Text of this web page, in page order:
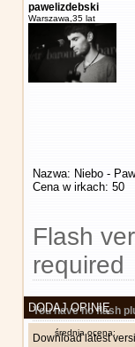
pawelizdebski
Warszawa, 35 lat
Nazwa: Niebo -
Cena w irkach: 50
Flash
required
You have no flash
Download latest
DODAJ OPINIĘ
średnia ocena: